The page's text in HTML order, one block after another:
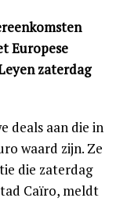
Europese
zaterdag
deals aan die in
waard zijn. Ze
die zaterdag
Caïro, meldt